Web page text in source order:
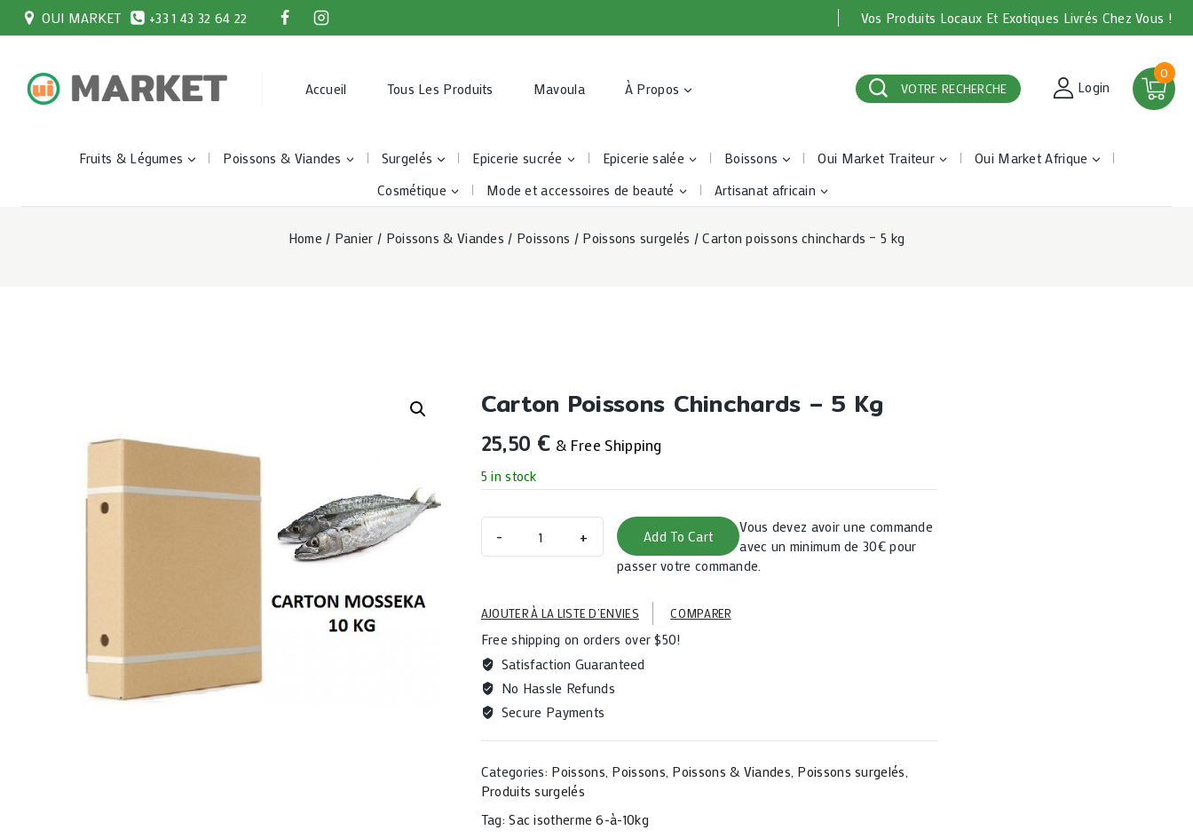
OUI MARKET +33 1 43 32 64 22 Vos Produits Locaux Et Exotiques Livrés Chez Vous !
Accueil Tous Les Produits Mavoula À Propos VOTRE RECHERCHE Login
0
Fruits & Légumes Poissons & Viandes Surgelés Epicerie sucrée Epicerie salée Boissons Oui Market Traiteur
Oui Market Afrique
Cosmétique
Mode et accessoires de beauté Artisanat africain
Home / Panier / Poissons & Viandes / Poissons / Poissons surgelés / Carton poissons chinchards – 5 kg
Carton Poissons Chinchards – 5 Kg
25,50 € & Free Shipping
5 in stock
poissons
5
kg
quantity
Add To Cart
Vous devez avoir une commande
avec un minimum de 30€ pour
passer votre commande.
AJOUTER À LA LISTE D’ENVIES COMPARER
Free shipping on orders over $50!
Satisfaction Guaranteed
No Hassle Refunds
Secure Payments
Categories: Poissons, Poissons, Poissons & Viandes, Poissons surgelés,
Produits surgelés
Tag:Sac isotherme 6-à-10kg